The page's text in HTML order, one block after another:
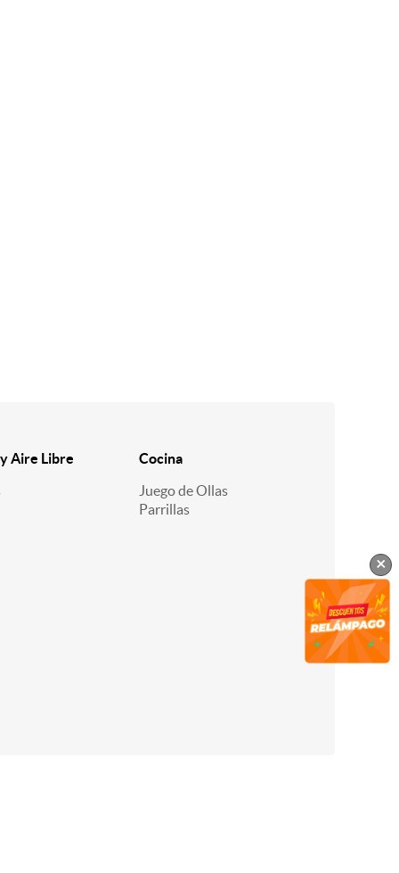
Aire Libre
Cocina
Juego de Ollas
Parrillas
×